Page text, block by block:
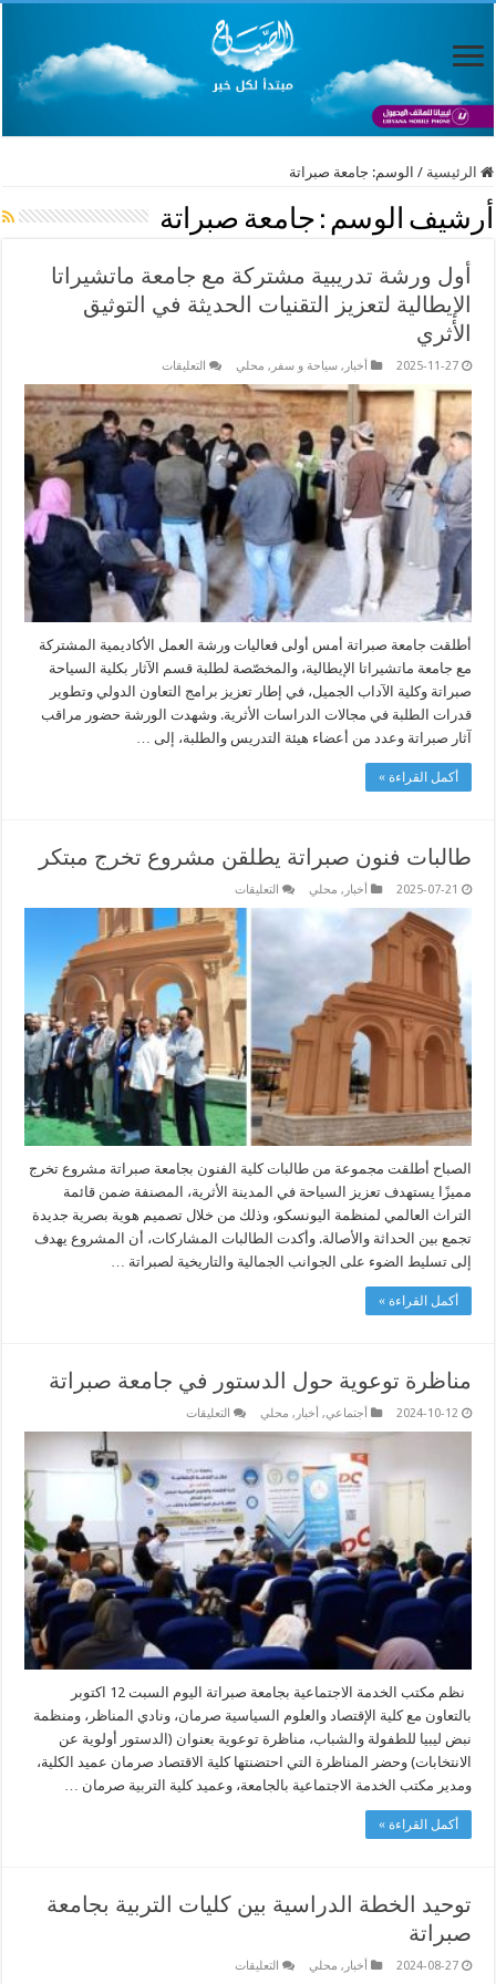
الرئيسية / الوسم: جامعة صبراتة
أرشيف الوسم : جامعة صبراتة
أول ورشة تدريبية مشتركة مع جامعة ماتشيراتا
الإيطالية لتعزيز التقنيات الحديثة في التوثيق
الأثري
2025-11-27 أخبار ,سياحة و سفر , محلي التعليقات
ورشة
تدريبية
مشتركة
مع
جامعة
ماتشيراتا
الإيطالية
لتعزيز
التقنيات
الحديثة
في
التوثيق
الأثري
مغلقة
أطلقت جامعة صبراتة أمس أولى فعاليات ورشة العمل الأكاديمية المشتركة
مع جامعة ماتشيراتا الإيطالية، والمخصّصة لطلبة قسم الآثار بكلية السياحة
صبراتة وكلية الآداب الجميل، في إطار تعزيز برامج التعاون الدولي وتطوير
قدرات الطلبة في مجالات الدراسات الأثرية. وشهدت الورشة حضور مراقب
آثار صبراتة وعدد من أعضاء هيئة التدريس والطلبة، إلى …
أكمل القراءة »
طالبات فنون صبراتة يطلقن مشروع تخرج مبتكر
2025-07-21 أخبار , محلي التعليقات
فنون
صبراتة
يطلقن
مشروع
تخرج
مغلقة
الصباح أطلقت مجموعة من طالبات كلية الفنون بجامعة صبراتة مشروع تخرج
مميزًا يستهدف تعزيز السياحة في المدينة الأثرية، المصنفة ضمن قائمة
التراث العالمي لمنظمة اليونسكو، وذلك من خلال تصميم هوية بصرية جديدة
تجمع بين الحداثة والأصالة. وأكدت الطالبات المشاركات، أن المشروع يهدف
إلى تسليط الضوء على الجوانب الجمالية والتاريخية لصبراتة …
أكمل القراءة »
مناظرة توعوية حول الدستور في جامعة صبراتة
2024-10-12 أجتماعي, أخبار , محلي التعليقات
توعوية
حول
الدستور
في
جامعة
صبراتة
مغلقة
نظم مكتب الخدمة الاجتماعية بجامعة صبراتة اليوم السبت 12 اكتوبر
بالتعاون مع كلية الإقتصاد والعلوم السياسية صرمان، ونادي المناظر، ومنظمة
نبض ليبيا للطفولة والشباب، مناظرة توعوية بعنوان (الدستور أولوية عن
الانتخابات) وحضر المناظرة التي احتضنتها كلية الاقتصاد صرمان عميد الكلية،
ومدير مكتب الخدمة الاجتماعية بالجامعة، وعميد كلية التربية صرمان …
أكمل القراءة »
توحيد الخطة الدراسية بين كليات التربية بجامعة
صبراتة
2024-08-27 أخبار , محلي التعليقات